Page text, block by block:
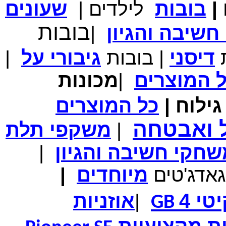
₪700.00
₪339.00 המחיר שלך
משלוח חינם
עיטור פרחוני
₪150.00 מחיר שוק
₪104.00 המחיר כולל משלוח :
נרתיק עור יוקרתי עבור אייפוד וידאו 60GB\80GB \שחור
| בובות לילדים |
שעונים
והגיון
|בובות
דיסני | בובות גיבורי על
|
המוצרים |מכונות
| כל המוצרים
ואבטחה | משקפי תלת
חשיבה והגיון
|
גאדג'טים מיוחדים |
4
GB
|אוזניות